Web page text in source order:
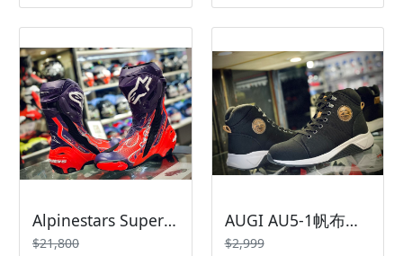
款🔥 超細纖維設計提高靈
活性🌟減輕重量🌟 重新
設計✅加厚加大脛骨 ✅
新的內靴 🗣將保護及性能
提升🔝到最高境界🆘
劃 最高頂級規格🔝眾多選
手御用鞋款🔥 超細纖維設
計提高靈活性🌟減輕重量
🌟 重新設計✅加厚加大
脛骨 ✅新的內靴 🗣將保
護及性能提升🔝到最高境
界🆘
Alpinestars Supertech R V2 MARTINATOR限量聯名
$21,800
AUGI AU5-1帆布休閒車靴
$2,999